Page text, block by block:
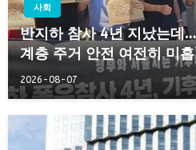
사회
반지하 참사 4년 지났는데
계층 주거 안전 여전히 미흡
2026-08-07